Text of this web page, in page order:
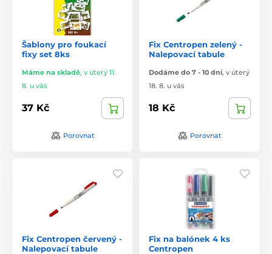
Šablony pro foukací
fixy set 8ks
Máme na skladě, v úterý 11.
8. u vás
37 Kč
Porovnat
Fix Centropen zelený -
Nalepovací tabule
Dodáme do 7 - 10 dní, v úterý
18. 8. u vás
18 Kč
Porovnat
Fix Centropen červený -
Nalepovací tabule
Fix na balónek 4 ks
Centropen